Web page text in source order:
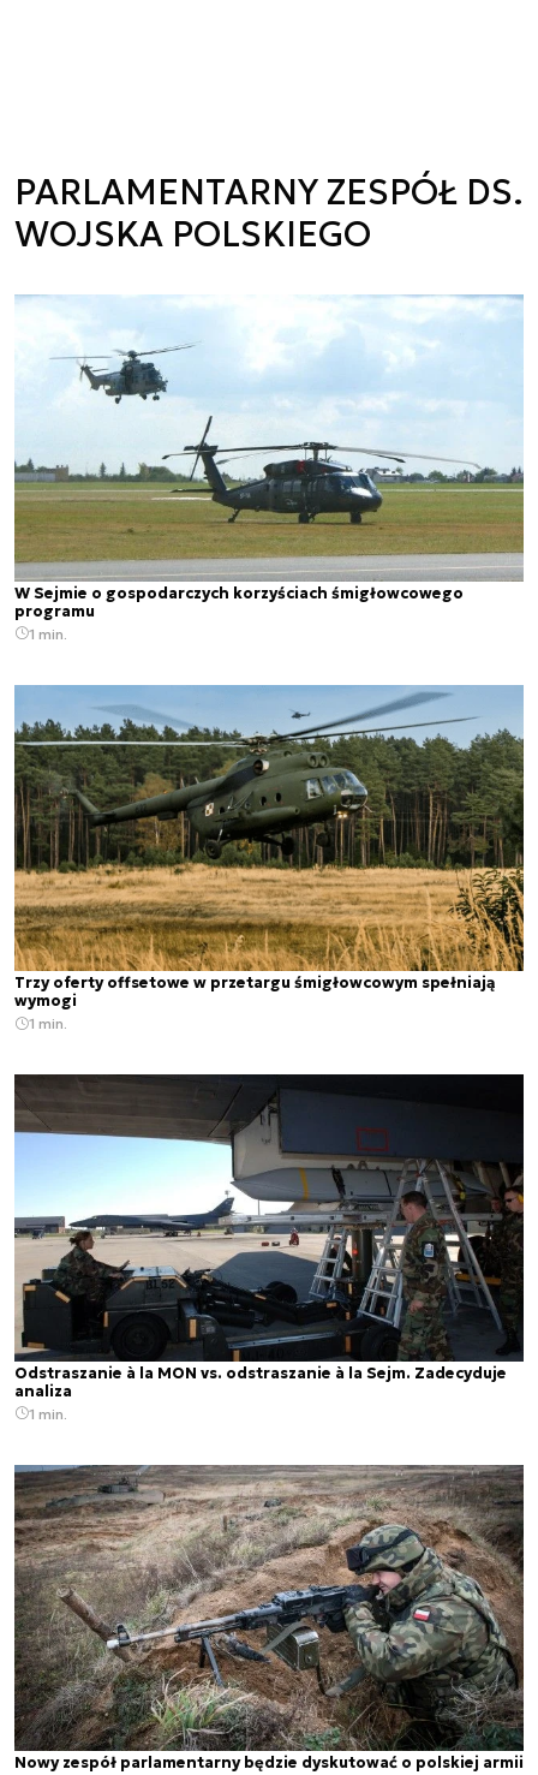
PARLAMENTARNY ZESPÓŁ DS.
WOJSKA POLSKIEGO
W Sejmie o gospodarczych korzyściach śmigłowcowego
programu
1 min.
Trzy oferty offsetowe w przetargu śmigłowcowym spełniają
wymogi
1 min.
Odstraszanie à la MON vs. odstraszanie à la Sejm. Zadecyduje
analiza
1 min.
Nowy zespół parlamentarny będzie dyskutować o polskiej armii